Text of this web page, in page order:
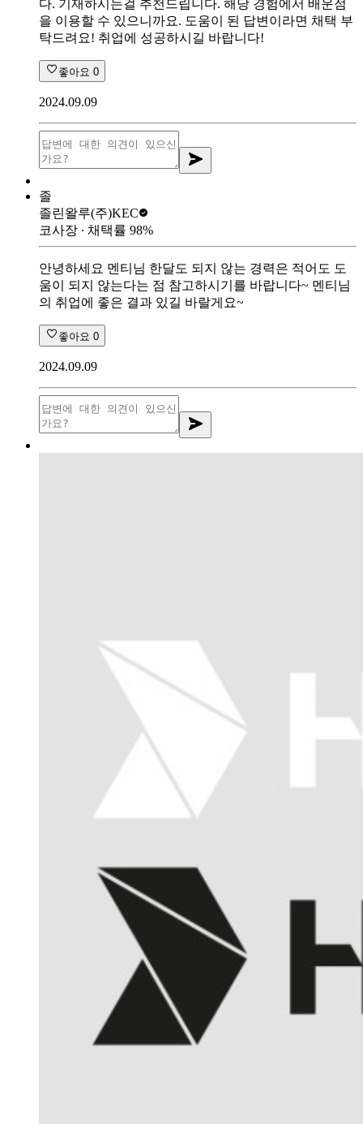
다. 기재하시는걸 추천드립니다. 해당 경험에서 배운점
을 이용할 수 있으니까요. 도움이 된 답변이라면 채택 부
탁드려요! 취업에 성공하시길 바랍니다!
좋아요 0
2024.09.09
졸
졸린왈루(주)KEC
코사장 ∙ 채택률 98%
안녕하세요 멘티님 한달도 되지 않는 경력은 적어도 도
움이 되지 않는다는 점 참고하시기를 바랍니다~ 멘티님
의 취업에 좋은 결과 있길 바랄게요~
좋아요 0
2024.09.09